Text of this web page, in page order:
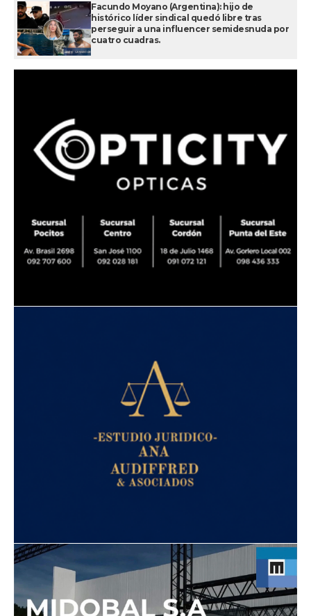
Facundo Moyano (Argentina): hijo de
histórico líder sindical quedó libre tras
perseguir a una influencer semidesnuda por
cuatro cuadras.